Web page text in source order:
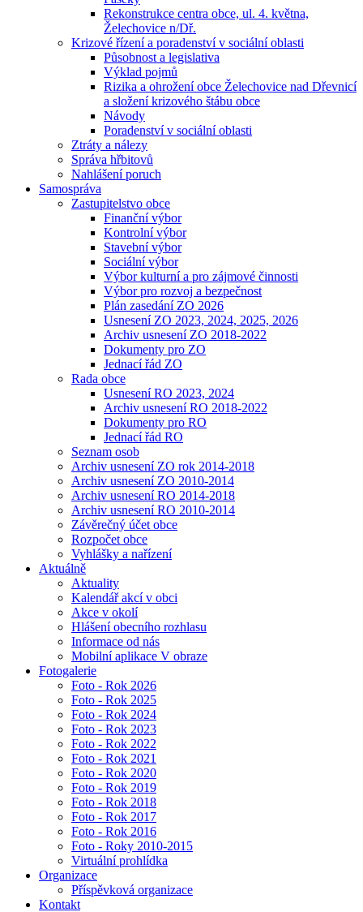
Rekonstrukce centra obce, ul. 4. května,
Želechovice n/Dř.
Krizové řízení a poradenství v sociální oblasti
Působnost a legislativa
Výklad pojmů
Rizika a ohrožení obce Želechovice nad Dřevnicí
a složení krizového štábu obce
Návody
Poradenství v sociální oblasti
Ztráty a nálezy
Správa hřbitovů
Nahlášení poruch
Samospráva
Zastupitelstvo obce
Finanční výbor
Kontrolní výbor
Stavební výbor
Sociální výbor
Výbor kulturní a pro zájmové činnosti
Výbor pro rozvoj a bezpečnost
Plán zasedání ZO 2026
Usnesení ZO 2023, 2024, 2025, 2026
Archiv usnesení ZO 2018-2022
Dokumenty pro ZO
Jednací řád ZO
Rada obce
Usnesení RO 2023, 2024
Archiv usnesení RO 2018-2022
Dokumenty pro RO
Jednací řád RO
Seznam osob
Archiv usnesení ZO rok 2014-2018
Archiv usnesení ZO 2010-2014
Archiv usnesení RO 2014-2018
Archiv usnesení RO 2010-2014
Závěrečný účet obce
Rozpočet obce
Vyhlášky a nařízení
Aktuálně
Aktuality
Kalendář akcí v obci
Akce v okolí
Hlášení obecního rozhlasu
Informace od nás
Mobilní aplikace V obraze
Fotogalerie
Foto - Rok 2026
Foto - Rok 2025
Foto - Rok 2024
Foto - Rok 2023
Foto - Rok 2022
Foto - Rok 2021
Foto - Rok 2020
Foto - Rok 2019
Foto - Rok 2018
Foto - Rok 2017
Foto - Rok 2016
Foto - Roky 2010-2015
Virtuální prohlídka
Organizace
Příspěvková organizace
Kontakt